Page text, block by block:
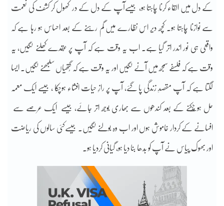
کے دل میں القاء کرنا چاہتا ہو، جیسےآپ کے دل کے در کھول کر کشف کی نعمت
سے نوازنا چاہتا ہو۔ کچھ دیر اس نظارے میں گم رہنے کے بعد احساس ہو رہا ہے کہ
واقعی ہی نور اندر اتر گیا ہے۔ اب یہ وقت ہے کہ آپ پر عُقدے کُھلنے لگیں، یہ
وقت ہے کہ فلسفے سمجھ میں آنے لگیں اور یہ وقت ہے کہ گُتھیاں سلجھنے لگیں۔ ایسا
لگتا ہے کہ آپ مقصدِ زندگی پا گئے، آپ پر رازِ حیات افشاء ہوچکا ، جیسے ایک معمہ
حل ہوچُکنے کے بعد کندھوں سے بھاری بوجھ اتر جائے، جیسے ایک عرصے سے
افسانے کے کردار خاموش ہوں اور اب وہ بولنے لگیں۔ جیسےکئی سالوں کی ریاضت
اور بھوک پیاس نے آپ کو بُدھا بنا دیا ہو، گیانی کردیا ہو۔